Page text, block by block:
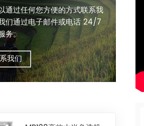
通过任何您方便的方式联系我
们通过电子邮件或电话 24/7
务。
我们